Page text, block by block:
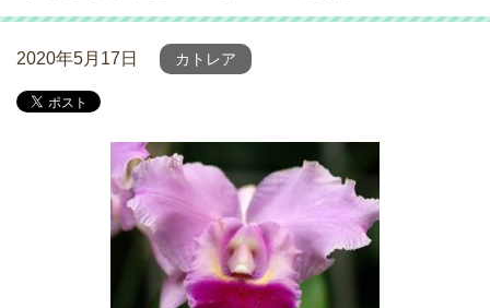
2020年5月17日 カトレア